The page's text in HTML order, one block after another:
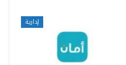
إدارية